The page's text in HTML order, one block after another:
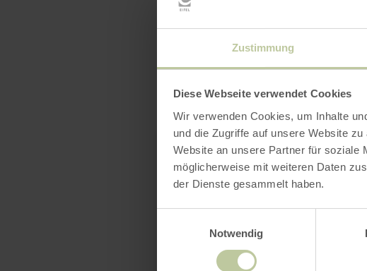
Zustimmung
Diese Webseite verwendet Cookies
Wir verwenden Cookies, um Inhalte
und die Zugriffe auf unsere Website
Website an unsere Partner für soziale
möglicherweise mit weiteren Daten
der Dienste gesammelt haben.
Notwendig